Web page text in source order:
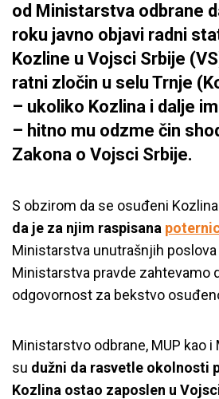
od Ministarstva odbrane
roku javno objavi radni
Kozline u Vojsci Srbije
ratni zločin u selu Trnje
– ukoliko Kozlina i dalje
– hitno mu odzme čin
Zakona o Vojsci Srbije.
S obzirom da se osuđeni Kozlina
da je za njim raspisana
Ministarstva unutrašnjih poslova
Ministarstva pravde zahtevamo
odgovornost za bekstvo
Ministarstvo odbrane, MUP kao
su dužni da rasvetle okolnosti
Kozlina ostao zaposlen u